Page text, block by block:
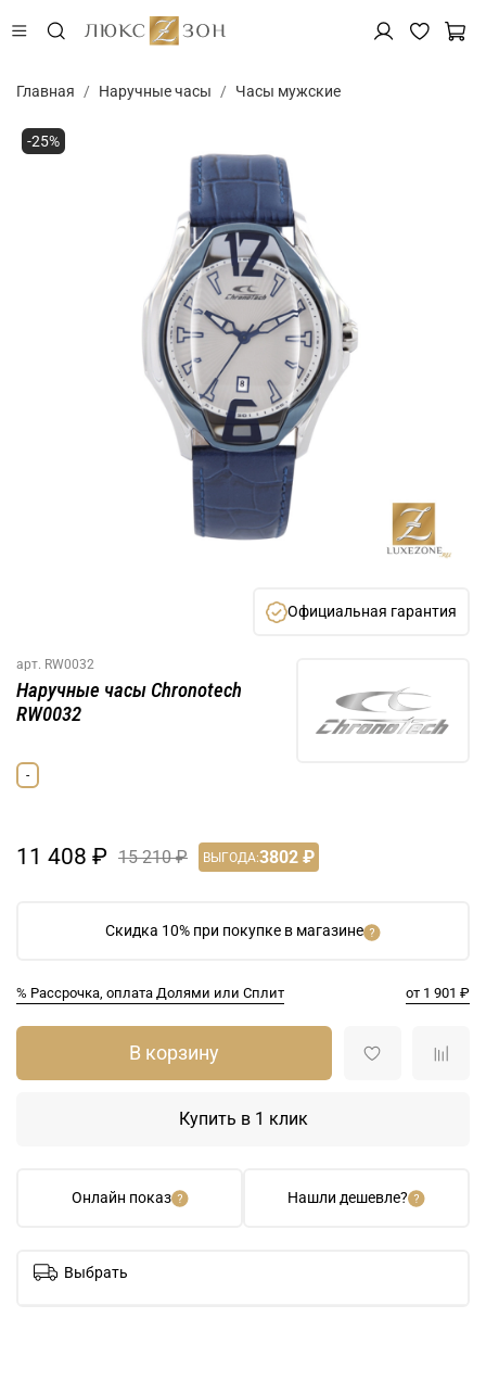
Главная Наручные часы Часы мужские
-25%
Официальная гарантия
арт. RW0032
Скидка 10% при покупке в магазине
% Рассрочка, оплата Долями или Сплит от 1 901 ₽
Наручные часы Chronotech
RW0032
-
11 408 ₽ 15 210 ₽ ВЫГОДА:3802 ₽
Онлайн показ Нашли дешевле?
В корзину
Купить в 1 клик
Выбрать